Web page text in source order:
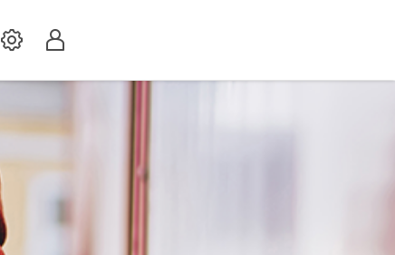
SettingsProfil